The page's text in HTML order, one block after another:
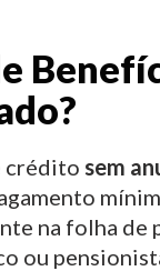
crédito sem
na folha de
ou